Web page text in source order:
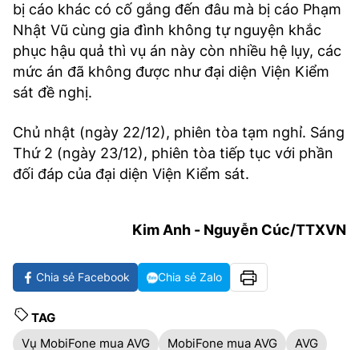
bị cáo khác có cố gắng đến đâu mà bị cáo Phạm
Nhật Vũ cùng gia đình không tự nguyện khắc
phục hậu quả thì vụ án này còn nhiều hệ lụy, các
mức án đã không được như đại diện Viện Kiểm
sát đề nghị.
Chủ nhật (ngày 22/12), phiên tòa tạm nghỉ. Sáng
Thứ 2 (ngày 23/12), phiên tòa tiếp tục với phần
đối đáp của đại diện Viện Kiểm sát.
Kim Anh - Nguyễn Cúc/TTXVN
Chia sẻ Facebook Chia sẻ Zalo
TAG
Vụ MobiFone mua AVG
MobiFone mua AVG
AVG